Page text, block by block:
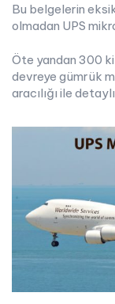
Bu belgelerin
olmadan UPS
Öte yandan 300
devreye gümrük
aracılığı ile